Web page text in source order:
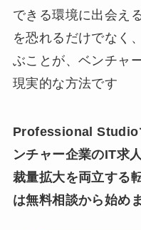
できる環境に出会え
を恐れるだけでなく
ぶことが、ベンチャ
現実的な方法です
Professional Studio
ンチャー企業のIT求
裁量拡大を両立する
は無料相談から始め